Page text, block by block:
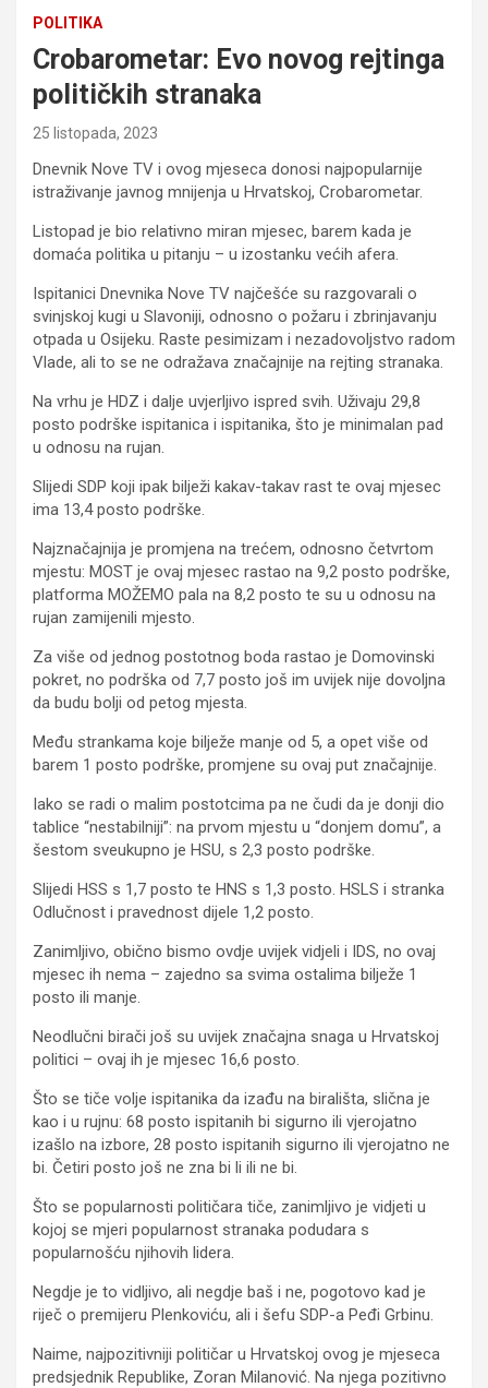
POLITIKA
Crobarometar: Evo novog rejtinga
političkih stranaka
25 listopada, 2023
Dnevnik Nove TV i ovog mjeseca donosi najpopularnije
istraživanje javnog mnijenja u Hrvatskoj, Crobarometar.
Listopad je bio relativno miran mjesec, barem kada je
domaća politika u pitanju – u izostanku većih afera.
Ispitanici Dnevnika Nove TV najčešće su razgovarali o
svinjskoj kugi u Slavoniji, odnosno o požaru i zbrinjavanju
otpada u Osijeku. Raste pesimizam i nezadovoljstvo radom
Vlade, ali to se ne odražava značajnije na rejting stranaka.
Na vrhu je HDZ i dalje uvjerljivo ispred svih. Uživaju 29,8
posto podrške ispitanica i ispitanika, što je minimalan pad
u odnosu na rujan.
Slijedi SDP koji ipak bilježi kakav-takav rast te ovaj mjesec
ima 13,4 posto podrške.
Najznačajnija je promjena na trećem, odnosno četvrtom
mjestu: MOST je ovaj mjesec rastao na 9,2 posto podrške,
platforma MOŽEMO pala na 8,2 posto te su u odnosu na
rujan zamijenili mjesto.
Za više od jednog postotnog boda rastao je Domovinski
pokret, no podrška od 7,7 posto još im uvijek nije dovoljna
da budu bolji od petog mjesta.
Među strankama koje bilježe manje od 5, a opet više od
barem 1 posto podrške, promjene su ovaj put značajnije.
Iako se radi o malim postotcima pa ne čudi da je donji dio
tablice “nestabilniji”: na prvom mjestu u “donjem domu”, a
šestom sveukupno je HSU, s 2,3 posto podrške.
Slijedi HSS s 1,7 posto te HNS s 1,3 posto. HSLS i stranka
Odlučnost i pravednost dijele 1,2 posto.
Zanimljivo, obično bismo ovdje uvijek vidjeli i IDS, no ovaj
mjesec ih nema – zajedno sa svima ostalima bilježe 1
posto ili manje.
Neodlučni birači još su uvijek značajna snaga u Hrvatskoj
politici – ovaj ih je mjesec 16,6 posto.
Što se tiče volje ispitanika da izađu na birališta, slična je
kao i u rujnu: 68 posto ispitanih bi sigurno ili vjerojatno
izašlo na izbore, 28 posto ispitanih sigurno ili vjerojatno ne
bi. Četiri posto još ne zna bi li ili ne bi.
Što se popularnosti političara tiče, zanimljivo je vidjeti u
kojoj se mjeri popularnost stranaka podudara s
popularnošću njihovih lidera.
Negdje je to vidljivo, ali negdje baš i ne, pogotovo kad je
riječ o premijeru Plenkoviću, ali i šefu SDP-a Peđi Grbinu.
Naime, najpozitivniji političar u Hrvatskoj ovog je mjeseca
predsjednik Republike, Zoran Milanović. Na njega pozitivno